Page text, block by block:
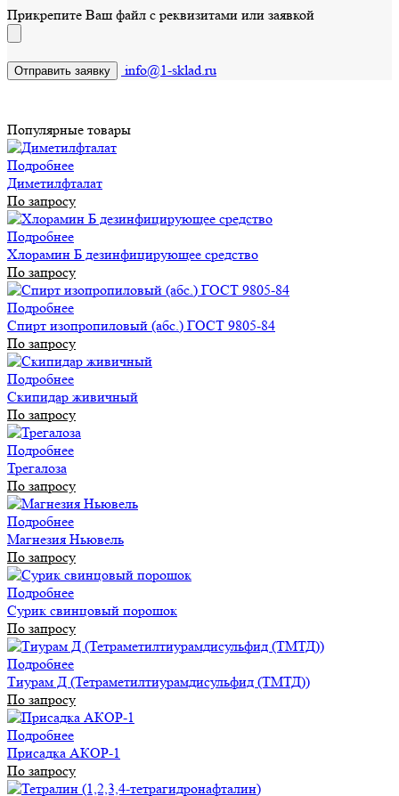
Прикрепите Ваш файл с реквизитами или заявкой
info@1-sklad.ru
Популярные товары
Подробнее
Диметилфталат
По запросу
Подробнее
Хлорамин Б дезинфицирующее средство
По запросу
Подробнее
Спирт изопропиловый (абс.) ГОСТ 9805-84
По запросу
Подробнее
Скипидар живичный
По запросу
Подробнее
Трегалоза
По запросу
Подробнее
Магнезия Ньювель
По запросу
Подробнее
Сурик свинцовый порошок
По запросу
Подробнее
Тиурам Д (Тетраметилтиурамдисульфид (ТМТД))
По запросу
Подробнее
Присадка АКОР-1
По запросу